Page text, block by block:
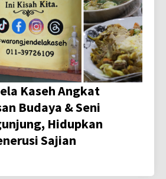
Kaseh Angkat
Budaya & Seni
Hidupkan
Sajian